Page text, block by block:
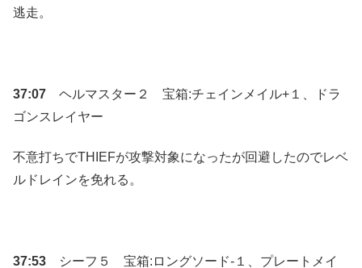
逃走。
37:07 ヘルマスター２ 宝箱:チェインメイル+１、ドラ
ゴンスレイヤー
不意打ちでTHIEFが攻撃対象になったが回避したのでレベ
ルドレインを免れる。
37:53 シーフ５ 宝箱:ロングソード-１、プレートメイ